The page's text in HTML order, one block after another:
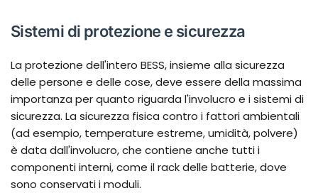
Sistemi di protezione e sicurezza
La protezione dell'intero BESS, insieme alla sicurezza
delle persone e delle cose, deve essere della massima
importanza per quanto riguarda l'involucro e i sistemi di
sicurezza. La sicurezza fisica contro i fattori ambientali
(ad esempio, temperature estreme, umidità, polvere)
è data dall'involucro, che contiene anche tutti i
componenti interni, come il rack delle batterie, dove
sono conservati i moduli.